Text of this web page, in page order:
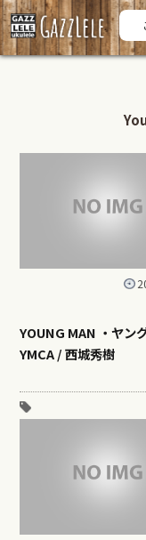
YOUNG MAN ・ヤン
YMCA / 西城秀樹